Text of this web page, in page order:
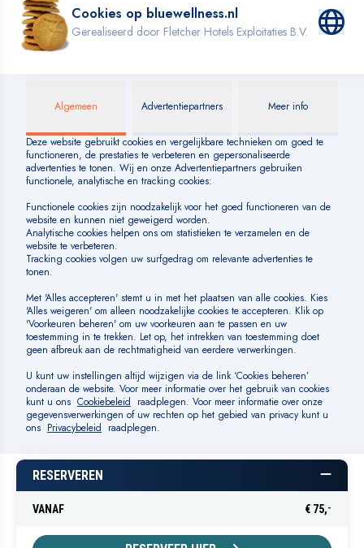
RESERVEREN
VANAF € 75,-
Badkleding
Over BLUE
Veelgestelde vragen
SOCIAL MEDIA
BETAALMOGELIJKHEDEN
Algemene voorwaarden